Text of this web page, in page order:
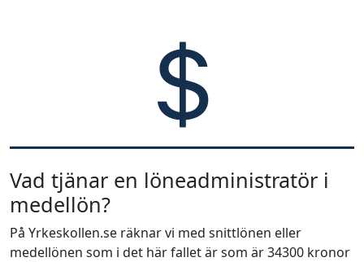
Vad tjänar en löneadministratör i
medellön?
På Yrkeskollen.se räknar vi med snittlönen eller
medellönen som i det här fallet är som är 34300 kronor